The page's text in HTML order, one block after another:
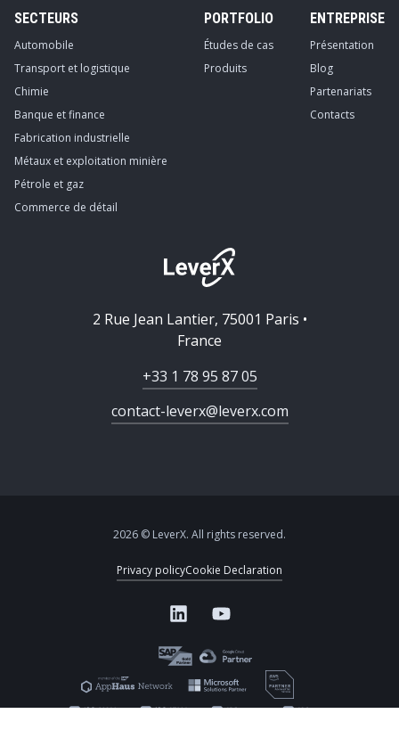
SECTEURS
Automobile
Transport et logistique
Chimie
Banque et finance
Fabrication industrielle
Métaux et exploitation minière
Pétrole et gaz
Commerce de détail
PORTFOLIO
Études de cas
Produits
ENTREPRISE
Présentation
Blog
Partenariats
Contacts
2 Rue Jean Lantier, 75001 Paris •
France
+33 1 78 95 87 05
contact-leverx@leverx.com
2026 © LeverX. All rights reserved.
Privacy policyCookie Declaration